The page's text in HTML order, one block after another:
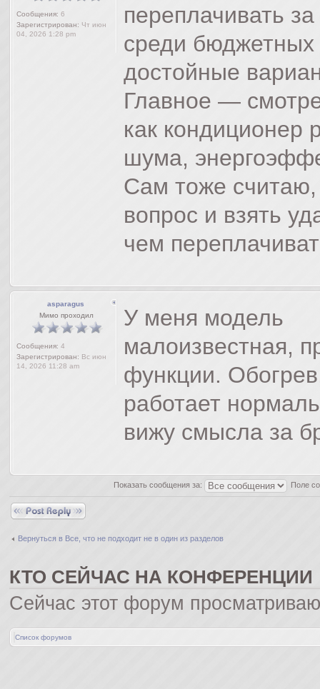
Сообщения: 6
Зарегистрирован: Чт июн
04, 2026 1:28 pm
переплачивать
среди
достойные
Главное —
как кондиционер
шума,
Сам тоже считаю,
вопрос и взять
чем
asparagus
Мимо проходил
Сообщения: 4
Зарегистрирован: Вс июн
14, 2026 11:28 am
У меня модель
малоизвестная,
функции.
работает
вижу смысла за
Показать сообщения за: Поле
Ответить
Вернуться в Все, что не подходит не в один из разделов
КТО СЕЙЧАС НА КОНФЕРЕНЦИИ
Сейчас этот форум
Список форумов